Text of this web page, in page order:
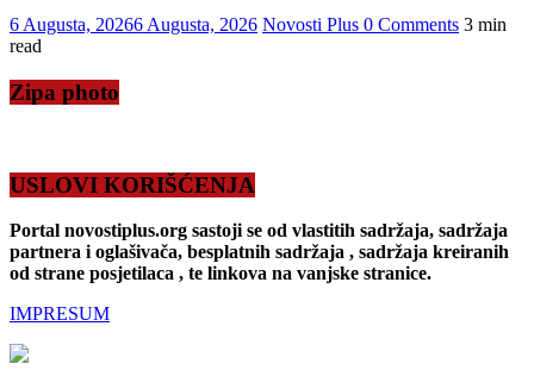
6 Augusta, 20266 Augusta, 2026 Novosti Plus 0 Comments 3 min
read
Zipa photo
USLOVI KORIŠĆENJA
Portal novostiplus.org sastoji se od vlastitih sadržaja, sadržaja
partnera i oglašivača, besplatnih sadržaja , sadržaja kreiranih
od strane posjetilaca , te linkova na vanjske stranice.
IMPRESUM